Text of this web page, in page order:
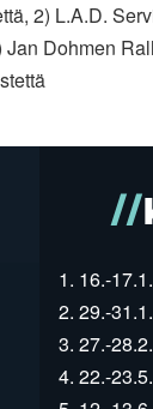
2) L.A.D.
Dohmen
1. 16.-
2. 29.-
3. 27.-
4. 22.-